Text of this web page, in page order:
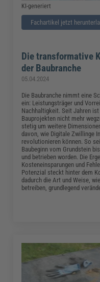
KI-generiert
Fachartikel jetzt
Die transformative
der Baubranche
05.04.2024
Die Baubranche nimmt eine
ein: Leistungsträger und
Nachhaltigkeit. Seit Jahren
Bauprojekten nicht mehr
stetig um weitere
davon, wie Digitale Zwillinge
revolutionieren können. So
Baubeginn vom Grundstein
und betrieben worden. Die
Kosteneinsparungen und
Potenzial steckt hinter dem
dadurch die Art und Weise,
betreiben, grundlegend